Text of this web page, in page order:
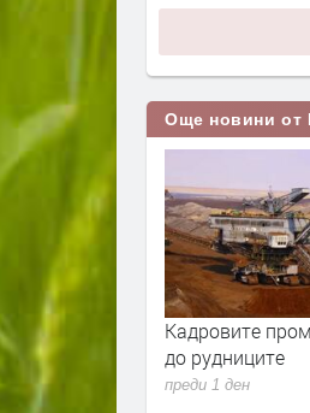
Още новини от
е скочила с
И
Кадровите
до рудниците
преди 1 ден